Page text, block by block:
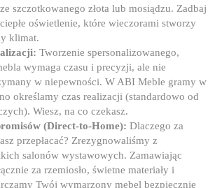
szczotkowanego złota lub mosiądzu. Zadbaj
oświetlenie, które wieczorami stworzy
klimat.
Tworzenie spersonalizowanego,
wymaga czasu i precyzji, ale nie
w niepewności. W ABI Meble gramy w
określamy czas realizacji (standardowo od
Wiesz, na co czekasz.
(Direct-to-Home): Dlaczego za
przepłacać? Zrezygnowaliśmy z
salonów wystawowych. Zamawiając
za rzemiosło, świetne materiały i
Twój wymarzony mebel bezpiecznie